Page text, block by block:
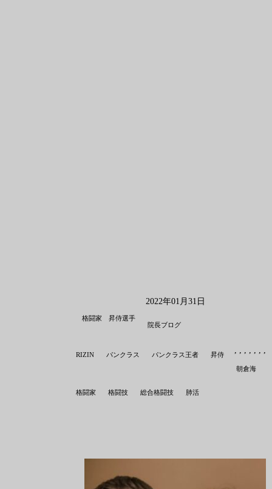
2022年01月31日
格闘家 昇侍選手
院長ブログ
RIZIN ,
パンクラス ,
パンクラス王者 ,
昇侍 ,
朝倉海
,
格闘家
,
格闘技
,
総合格闘技 肺活